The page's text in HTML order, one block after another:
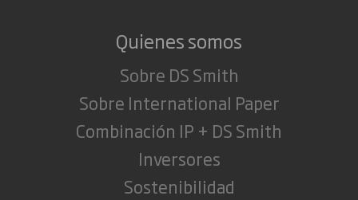
Quienes somos
Sobre DS Smith
Sobre International Paper
Combinación IP + DS Smith
Inversores
Sostenibilidad